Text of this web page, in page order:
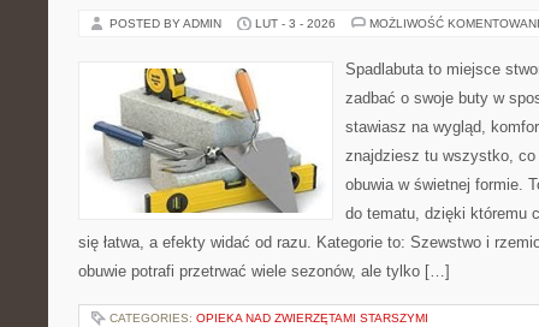
POSTED BY ADMIN LUT - 3 - 2026 MOŻLIWOŚĆ
Spadlabuta to miejsce
zadbać o swoje buty w
stawiasz na wygląd,
znajdziesz tu wszystko,
obuwia w świetnej formie.
do tematu, dzięki któremu
się łatwa, a efekty widać od razu. Kategorie to: Szewstwo i
obuwie potrafi przetrwać wiele sezonów, ale tylko […]
CATEGORIES: OPIEKA NAD ZWIERZĘTAMI STARSZYMI